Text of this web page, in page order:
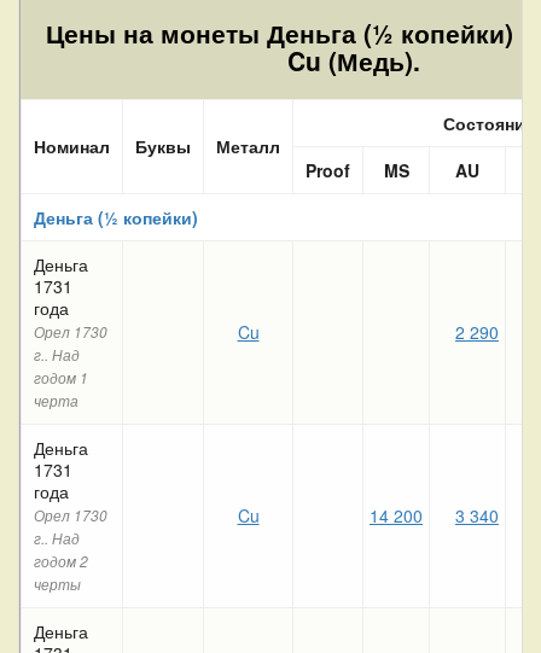
Цены на монеты Деньга (½ копейки)
Cu (Медь).
Номинал Буквы Металл
Состояние
Proof
MS AU
Деньга (½ копейки)
Деньга
1731
года
Орел 1730
г.. Над
годом 1
черта
Cu 2 290
Деньга
1731
года
Орел 1730
г.. Над
годом 2
черты
Cu 14 200 3 340
Деньга